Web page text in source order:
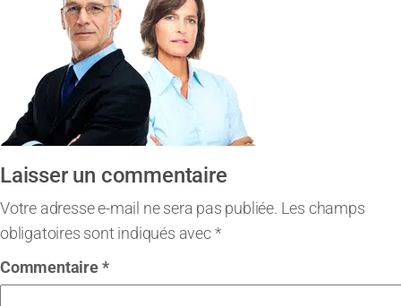
Laisser un commentaire
Votre adresse e-mail ne sera pas publiée. Les champs
obligatoires sont indiqués avec*
Commentaire*